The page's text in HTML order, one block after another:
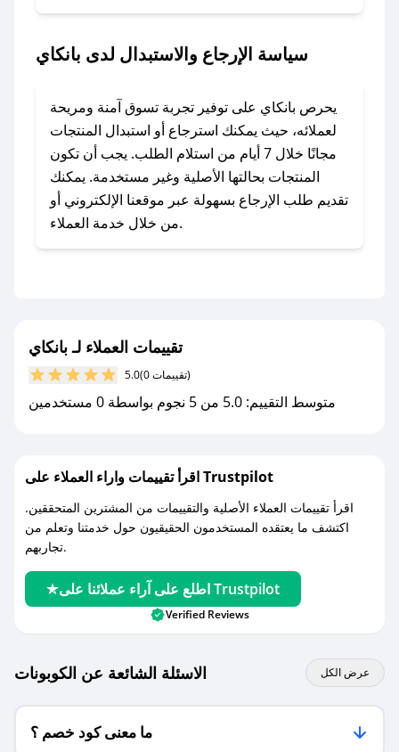
في حال عدم توفر كوبونات لمتجرك المفضل، يمكنك
أسرع وقت ممكن.
### كيف تحصل على كوبونات خصم حصرية من
بانكاي؟
للحصول على كوبونات وخصومات حصرية، قم بما
يلي:
- اضغط على أيقونة متابعة لمتجر بانكاي في تطبيق
صحصح.
مع صحصح، تسوق بذكاء ووفّر على كل مشترياتك مع
سياسة الإرجاع والاستبدال لدى بانكاي
يحرص بانكاي على توفير تجربة تسوق آمنة ومريحة
لعملائه، حيث يمكنك استرجاع أو استبدال المنتجات
مجانًا خلال 7 أيام من استلام الطلب. يجب أن تكون
المنتجات بحالتها الأصلية وغير مستخدمة. يمكنك
تقديم طلب الإرجاع بسهولة عبر موقعنا الإلكتروني أو
من خلال خدمة العملاء.
تقييمات العملاء لـ بانكاي
5.0 (0 تقييمات)
متوسط التقييم: 5.0 من 5 نجوم بواسطة 0 مستخدمين
اقرأ تقييمات واراء العملاء على Trustpilot
اقرأ تقييمات العملاء الأصلية والتقييمات من المشترين المتحققين.
اكتشف ما يعتقده المستخدمون الحقيقيون حول خدمتنا وتعلم من
تجاربهم.
اطلع على آراء عملائنا على Trustpilot
Verified Reviews
الاسئلة الشائعة عن الكوبونات عرض الكل
ما معنى كود خصم ؟